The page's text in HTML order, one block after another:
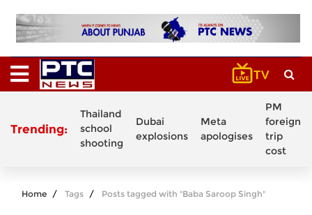
Trending:
Thailand
school
shooting
Dubai
explosions
Meta
apologises
PM
foreign
trip
cost
Home Tags Posts tagged with "Baba Saroop Singh"